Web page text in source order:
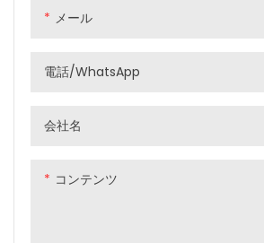
メール
電話/WhatsApp
会社名
コンテンツ